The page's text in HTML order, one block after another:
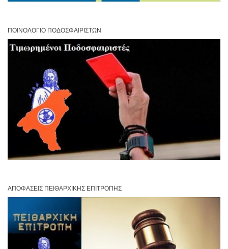
ΠΟΙΝΟΛΌΓΙΟ ΠΟΔΟΣΦΑΙΡΙΣΤΏΝ
ΑΠΟΦΆΣΕΙΣ ΠΕΙΘΑΡΧΙΚΉΣ ΕΠΙΤΡΟΠΉΣ